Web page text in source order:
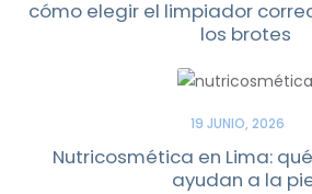
cómo elegir el limpiador
los brotes
19 JUNIO, 2026
Nutricosmética en Lima:
ayudan a la